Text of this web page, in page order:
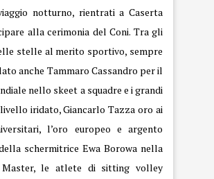
notturno, rientrati a Caserta
alla cerimonia del Coni. Tra gli
stelle al merito sportivo, sempre
anche Tammaro Cassandro per il
nello skeet a squadre e i grandi
iridato, Giancarlo Tazza oro ai
l’oro europeo e argento
schermitrice Ewa Borowa nella
Master, le atlete di sitting volley